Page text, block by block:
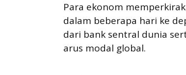
Para ekonom
dalam beberapa hari ke
dari bank sentral dunia
arus modal global.